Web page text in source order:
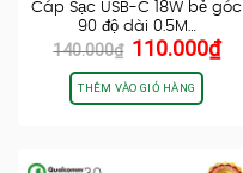
Cáp Sạc USB-C 18W bẻ góc
90 độ dài 0.5M…
140.000₫ Giá
gốc
là:
140.000₫.
110.000₫Giá
THÊM VÀO GIỎ HÀNG